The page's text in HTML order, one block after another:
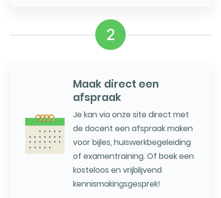
2
Maak direct een
afspraak
Je kan via onze site direct met
de docent een afspraak maken
voor bijles, huiswerkbegeleiding
of examentraining. Of boek een
kosteloos en vrijblijvend
kennismakingsgesprek!